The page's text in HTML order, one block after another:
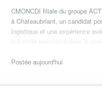
CMONCDI filiale du groupe
à Chateaubriant, un candidat
logistique et une expérience
industriel spécialisé dans la
Postée aujourd'hui